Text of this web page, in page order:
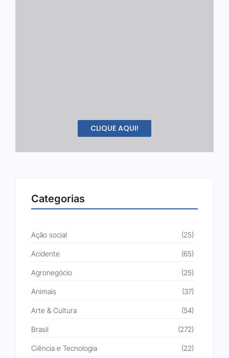
CLIQUE AQUI!
Categorias
Ação social (25)
Acidente (65)
Agronegócio (25)
Animais (37)
Arte & Cultura (54)
Brasil (272)
Ciência e Tecnologia (22)